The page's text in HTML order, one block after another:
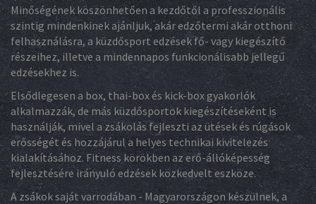
Minőségének köszönhetően a kezdőtől a professzionális
szintig mindenkinek ajánljuk, akár edzőtermi akár otthoni
felhasználásra, a küzdősport edzések fő- vagy kiegészítő
részeihez, illetve a mindennapos funkcionálisabb jellegű
edzésekhez is.
Elsődlegesen a box, thai-box és kick-box gyakorlók
alkalmazzák, de más küzdősportok kiegészítéseként is
használják, mivel a zsákolás fejleszti az ütések és rúgások
erősségét és hozzájárul a helyes technikai kivitelezés
kialakításához. Fitness körökben az erő-állóképesség
fejlesztésére irányuló edzések közkedvelt eszköze.
A zsákok saját varrodában - Magyarországon készülnek, a